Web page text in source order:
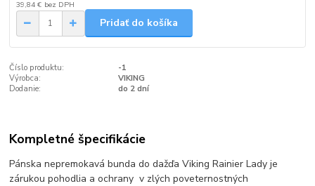
39,84 € bez DPH
Pridať do košíka
Číslo produktu:
-1
Výrobca:
VIKING
Dodanie:
do 2 dní
Kompletné špecifikácie
Pánska nepremokavá bunda do dažďa Viking Rainier Lady je
zárukou pohodlia a ochrany v zlých poveternostných